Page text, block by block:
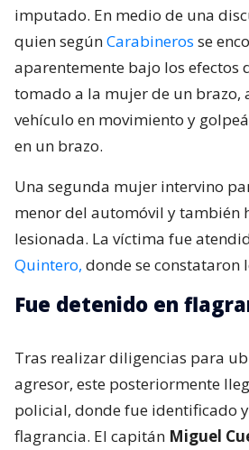
imputado. En medio de una
quien segúnCarabineros se
aparentemente bajo los efectos
tomado a la mujer de un brazo,
vehículo en movimiento y
en un brazo.
Una segunda mujer intervino
menor del automóvil y también
lesionada. La víctima fue
Quintero, donde se constataron
Fue detenido en
Tras realizar diligencias para
agresor, este posteriormente
policial, donde fue identificado
flagrancia. El capitán Miguel